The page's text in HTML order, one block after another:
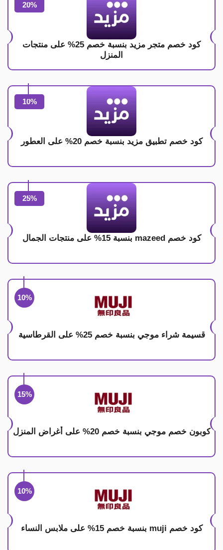
20%
كود خصم متجر مزيد بنسبة خصم 25% على منتجات
المنزل
10%
كود خصم تطبيق مزيد بنسبة خصم 20% على العطور
25%
كود خصم mazeed بنسبة 15% على منتجات الجمال
10%
قسيمة شراء موجي بنسبة خصم 25% على القرطاسية
15%
كوبون خصم موجي بنسبة خصم 20% على أغراض المنزل
10%
كود خصم muji بنسبة خصم 15% على ملابس النساء